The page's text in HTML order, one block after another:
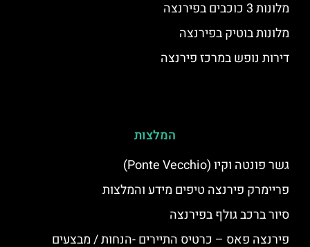
מלונות 3 כוכבים בפירנצה
מלונות בוטיק בפירנצה
דירות נופש במרכז פירנצה
המלצות
גשר פונטה וקיו (Ponte Vecchio)
פריימרק פירנצה טיפים מידע והמלצות
סיור ברכב גולף בפירנצה
פירנצה פאס – כרטיס התיירים -הנחות / מבצעים